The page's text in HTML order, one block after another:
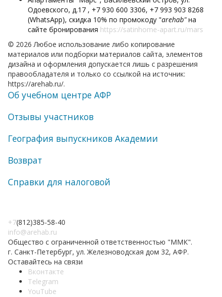
Одоевского, д.17 , +7 930 600 3306, +7 993 903 8268
(WhatsApp), скидка 10% по промокоду "arehab"на
сайте бронирования https://satinhome-apart.ru/mars
© 2026 Любое использование либо копирование
материалов или подборки материалов сайта, элементов
дизайна и оформления допускается лишь с разрешения
правообладателя и только со ссылкой на источник:
https://arehab.ru/.
Об учебном центре АФР
Отзывы участников
География выпускников Академии
Возврат
Справки для налоговой
+7(812)385-58-40
info@arehab.ru
Общество с ограниченной ответственностью "ММК".
г. Санкт-Петербург, ул. Железноводская дом 32, АФР.
Оставайтесь на связи
Вконтакте
Telegram
YouTube